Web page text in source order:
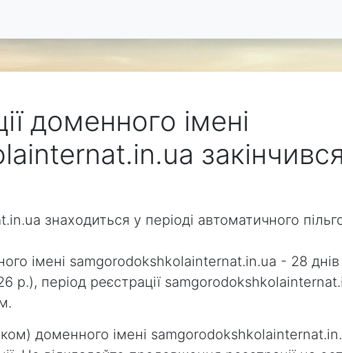
доменного імені
закінчився
знаходиться у періоді автоматичного
імені samgorodokshkolainternat.in.ua - 28
р.), період реєстрації
доменного імені